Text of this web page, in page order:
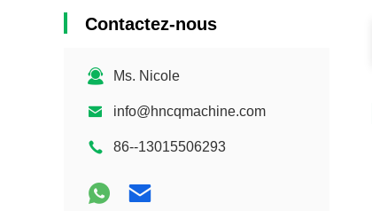
Contactez-nous
Ms. Nicole
info@hncqmachine.com
86--13015506293